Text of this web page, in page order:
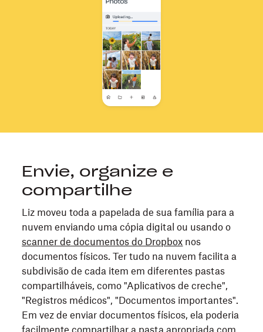
Envie, organize e
compartilhe
Liz moveu toda a papelada de sua família para a
nuvem enviando uma cópia digital ou usando o
scanner de documentos do Dropbox nos
documentos físicos. Ter tudo na nuvem facilita a
subdivisão de cada item em diferentes pastas
compartilháveis, como "Aplicativos de creche",
"Registros médicos", "Documentos importantes".
Em vez de enviar documentos físicos, ela poderia
facilmente compartilhar a pasta apropriada com